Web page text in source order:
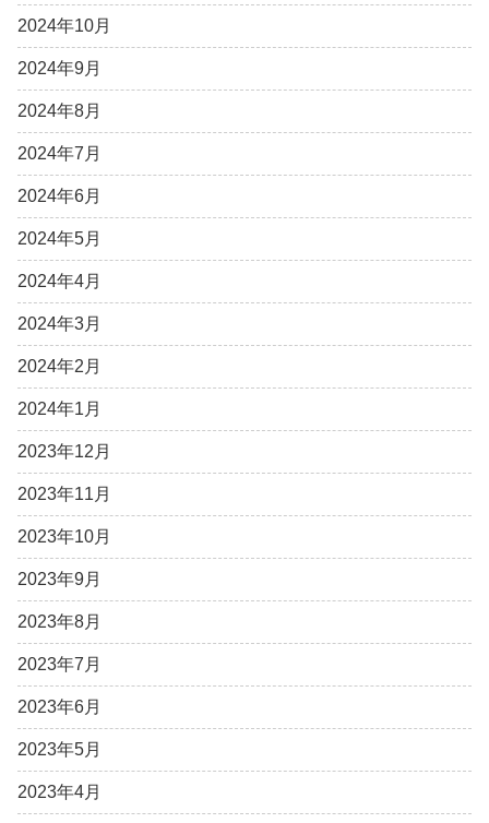
2024年10月
2024年9月
2024年8月
2024年7月
2024年6月
2024年5月
2024年4月
2024年3月
2024年2月
2024年1月
2023年12月
2023年11月
2023年10月
2023年9月
2023年8月
2023年7月
2023年6月
2023年5月
2023年4月